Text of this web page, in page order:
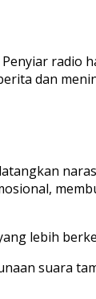
radio
dan
lebih
suara